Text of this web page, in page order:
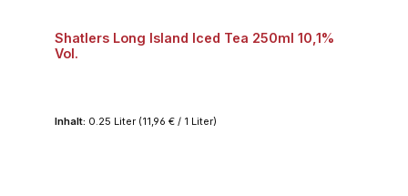
Shatlers Long Island Iced Tea 250ml 10,1%
Vol.
Inhalt: 0.25 Liter (11,96 € / 1 Liter)